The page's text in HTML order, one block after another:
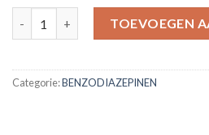
TOEVOEGEN
Categorie:BENZODIAZEPINEN